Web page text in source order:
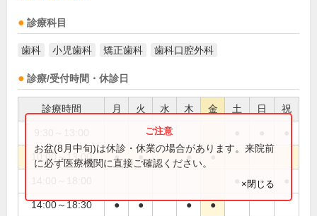
診療科目
歯科 小児歯科 矯正歯科 歯科口腔外科
診療/受付時間・休診日
診療時間 月 火 水 木 金 土 日 祝
10:00～13:00 ● ● ● ●
●
14:00～18:30 ● ● ● ●
お盆(8月中旬)は休診・休業の場合があります。来院前
に必ず医療機関に直接ご確認ください。
×閉じる